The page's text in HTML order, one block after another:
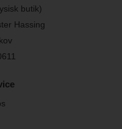
butik)
Hassing